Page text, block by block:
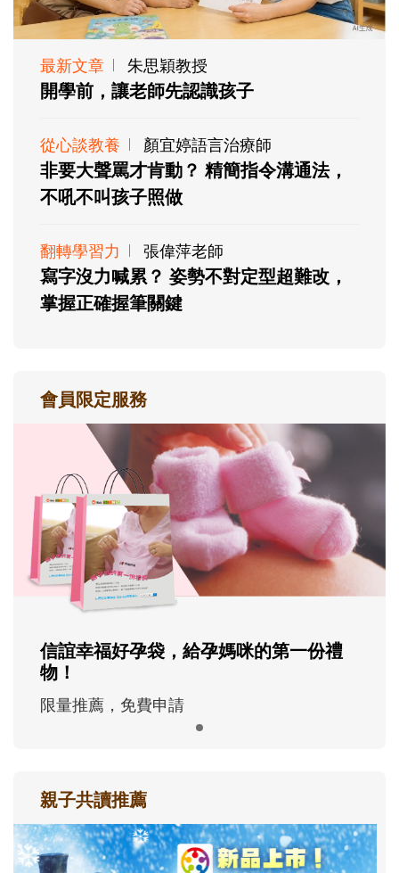
最新文章 朱思穎教授
開學前，讓老師先認識孩子
從心談教養 顏宜婷語言治療師
非要大聲罵才肯動？ 精簡指令溝通法，
不吼不叫孩子照做
翻轉學習力 張偉萍老師
寫字沒力喊累？ 姿勢不對定型超難改，
掌握正確握筆關鍵
會員限定服務
信誼幸福好孕袋，給孕媽咪的第一份禮
物！
限量推薦，免費申請
親子共讀推薦